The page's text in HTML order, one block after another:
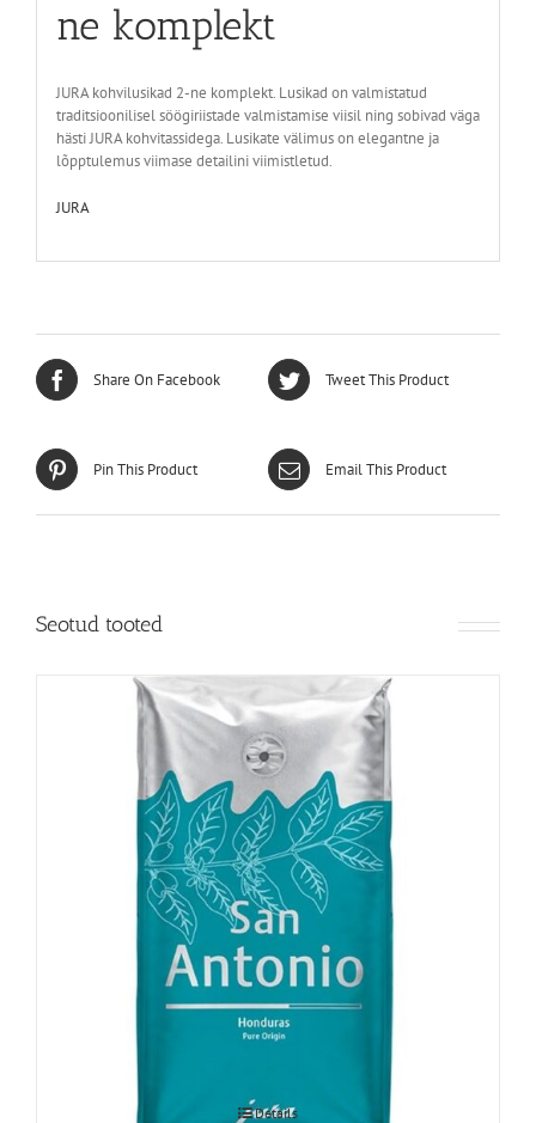
ne komplekt
JURA kohvilusikad 2-ne komplekt. Lusikad on valmistatud
traditsioonilisel söögiriistade valmistamise viisil ning sobivad väga
hästi JURA kohvitassidega. Lusikate välimus on elegantne ja
lõpptulemus viimase detailini viimistletud.
JURA
Share On Facebook Tweet This Product
Pin This Product Email This Product
Seotud tooted
JURA San Antonio 250g
Details